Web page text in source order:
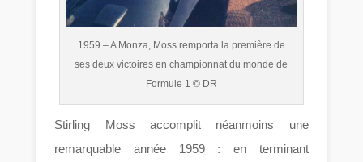
1959 – A Monza, Moss remporta la première de
ses deux victoires en championnat du monde de
Formule 1 © DR
Stirling Moss accomplit néanmoins une
remarquable année 1959 : en terminant